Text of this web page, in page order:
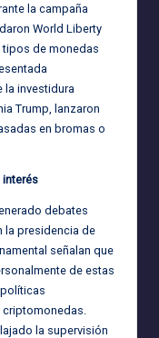
la campaña
World Liberty
tipos de monedas
la investidura
Trump, lanzaron
en bromas o
debates
la presidencia de
señalan que
de estas
la supervisión